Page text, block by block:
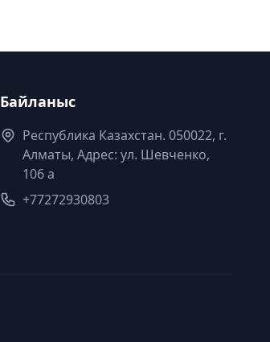
Байланыс
Республика Казахстан. 050022, г.
Алматы, Адрес: ул. Шевченко,
106 а
+77272930803